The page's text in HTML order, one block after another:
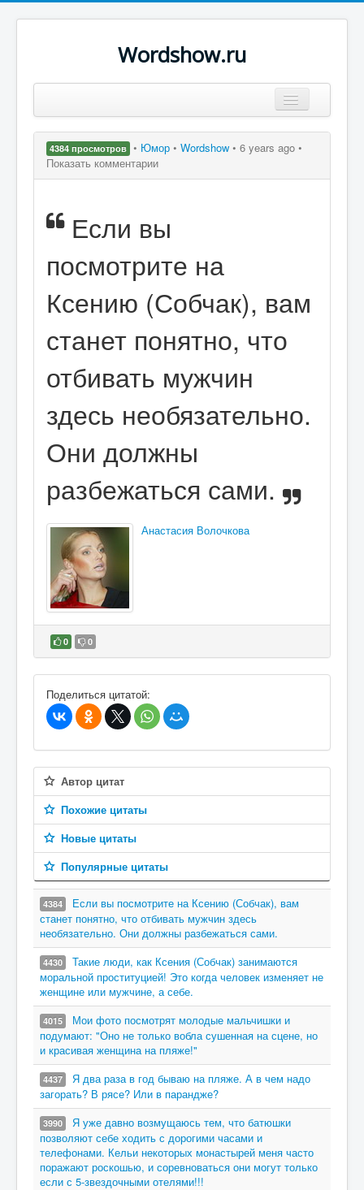
Wordshow.ru
Популярные цитаты
Поиск
4384 просмотров • Юмор • Wordshow • 6 years ago •
Показать комментарии
Если вы
посмотрите на
Ксению (Собчак), вам
станет понятно, что
отбивать мужчин
здесь необязательно.
Они должны
разбежаться сами.
Анастасия Волочкова
0 0
В избранное
Поделиться цитатой:
Автор цитат
Похожие цитаты
Новые цитаты
Популярные цитаты
4384
Если вы посмотрите на Ксению (Собчак), вам
станет понятно, что отбивать мужчин здесь
необязательно. Они должны разбежаться сами.
4430
Такие люди, как Ксения (Собчак) занимаются
моральной проституцией! Это когда человек изменяет не
женщине или мужчине, а себе.
4015
Мои фото посмотрят молодые мальчишки и
подумают: "Оно не только вобла сушенная на сцене, но
и красивая женщина на пляже!"
4437
Я два раза в год бываю на пляже. А в чем надо
загорать? В рясе? Или в парандже?
3990
Я уже давно возмущаюсь тем, что батюшки
позволяют себе ходить с дорогими часами и
телефонами. Кельи некоторых монастырей меня часто
поражают роскошью, и соревноваться они могут только
если с 5-звездочными отелями!!!